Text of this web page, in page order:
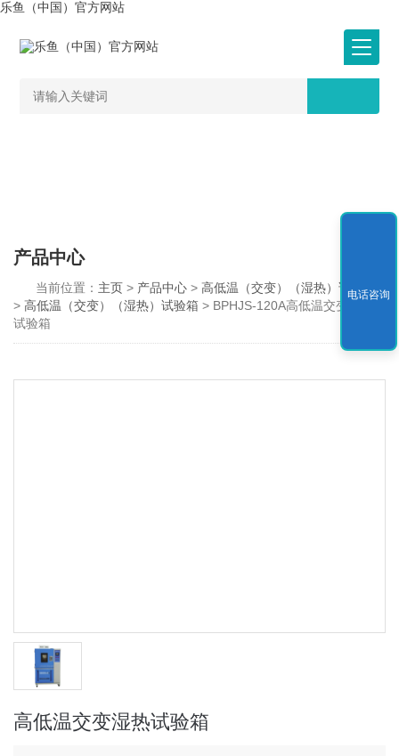
乐鱼（中国）官方网站
产品中心
当前位置： 主页> 产品中心 >高低温（交变）（湿热）试验箱
>高低温（交变）（湿热）试验箱 > BPHJS-120A高低温交变湿热
试验箱
高低温交变湿热试验箱
电话咨询